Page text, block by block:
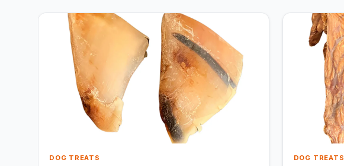
DOG TREATS DOG TREATS